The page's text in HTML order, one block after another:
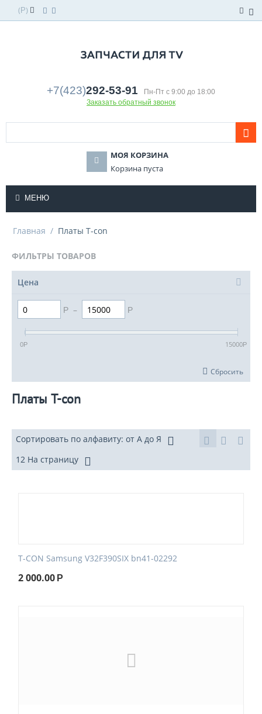
( Р)
+7(423)292-53-91
Пн-Пт с 9:00 до 18:00
Заказать обратный звонок
МОЯ КОРЗИНА
Корзина пуста
МЕНЮ
Главная / Платы T-con
ФИЛЬТРЫ ТОВАРОВ
Цена
Р – Р
0Р 15000Р
Сбросить
Платы T-con
Сортировать по алфавиту: от А до Я
12 На страницу
T-CON Samsung V32F390SIX bn41-02292
2 000.00 Р